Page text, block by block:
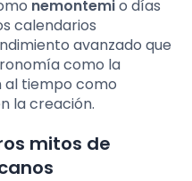
nemontemio días
calendarios
avanzado que
como la
tiempo como
la creación.
mitos de